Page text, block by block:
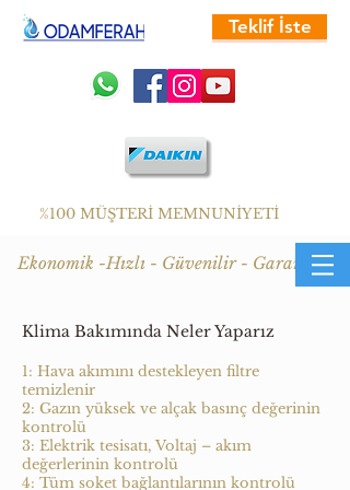
Teklif İste
%100 MÜŞTERİ MEMNUNİYETİ
Ekonomik -Hızlı - Güvenilir - Garantili
Klima Bakımında Neler Yaparız
1: Hava akımını destekleyen filtre
temizlenir
2: Gazın yüksek ve alçak basınç değerinin
kontrolü
3: Elektrik tesisatı, Voltaj – akım
değerlerinin kontrolü
4: Tüm soket bağlantılarının kontrolü